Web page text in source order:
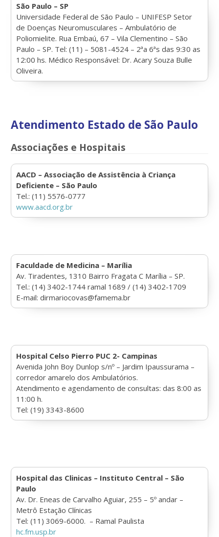
São Paulo – SP
Universidade Federal de São Paulo – UNIFESP Setor
de Doenças Neuromusculares – Ambulatório de
Poliomielite. Rua Embaú, 67 – Vila Clementino – São
Paulo – SP. Tel: (11) – 5081-4524 – 2ªa 6ªs das 9:30 as
12:00 hs. Médico Responsável: Dr. Acary Souza Bulle
Oliveira.
Atendimento Estado de São Paulo
Associações e Hospitais
AACD – Associação de Assistência à Criança
Deficiente – São Paulo
Tel.: (11) 5576-0777
www.aacd.org.br
Faculdade de Medicina – Marília
Av. Tiradentes, 1310 Bairro Fragata C Marília – SP.
Tel.: (14) 3402-1744 ramal 1689 / (14) 3402-1709
E-mail: dirmariocovas@famema.br
Hospital Celso Pierro PUC 2- Campinas
Avenida John Boy Dunlop s/nº – Jardim Ipaussurama –
corredor amarelo dos Ambulatórios.
Atendimento e agendamento de consultas: das 8:00 as
11:00 h.
Tel: (19) 3343-8600
Hospital das Clinicas – Instituto Central – São
Paulo
Av. Dr. Eneas de Carvalho Aguiar, 255 – 5º andar –
Metrô Estação Clínicas
Tel: (11) 3069-6000. – Ramal Paulista
hc.fm.usp.br